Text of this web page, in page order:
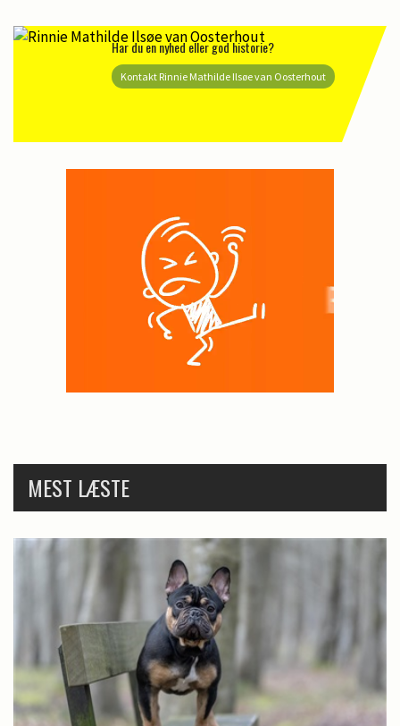
Har du en nyhed eller god historie?
Kontakt Rinnie Mathilde Ilsøe van Oosterhout
MEST LÆSTE